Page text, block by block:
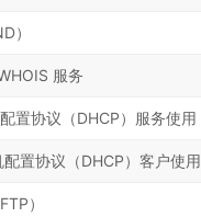
）
服务
置协议（DHCP）服务使用
置协议（DHCP）客户使用
）